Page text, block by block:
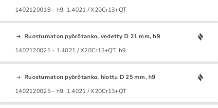
1402120018 - h9, 1.4021 / X20Cr13+QT
Ruostumaton pyörötanko, vedetty D 21 mm, h9
1402120021 - 1.4021 / X20Cr13+QT, h9
Ruostumaton pyörötanko, hiottu D 25 mm, h9
1402120025 - h9, 1.4021 / X20Cr13+QT